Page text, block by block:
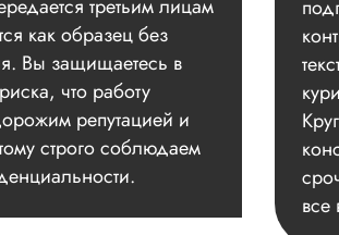
третьим лицам
как образец без
Вы защищаетесь в
что работу
репутацией и
строго соблюдаем
все